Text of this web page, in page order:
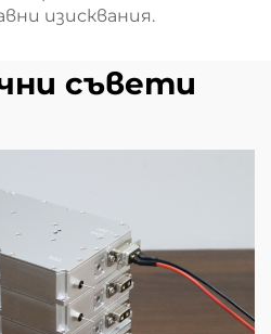
изисквания.
съвети